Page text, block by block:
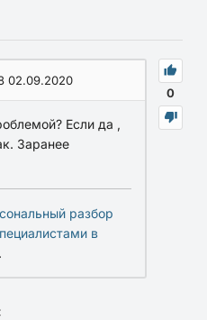
0
02.09.2020
Если да ,
Заранее
разбор
в
.